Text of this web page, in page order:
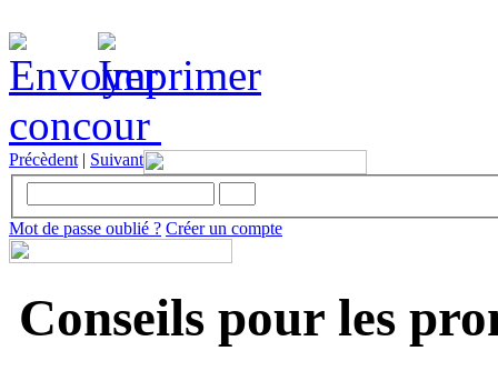
concour
Précèdent | Suivant
Mot de passe oublié ? Créer un compte
Conseils pour les